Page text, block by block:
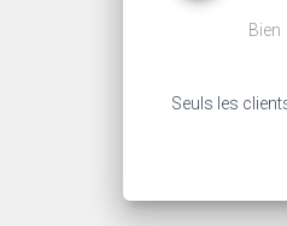
Bien
Seuls les